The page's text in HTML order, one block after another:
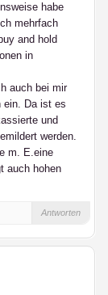
habe
mehrfach
and hold
in
auch bei mir
ein. Da ist es
und
werden.
m. E.eine
auch hohen
Antworten